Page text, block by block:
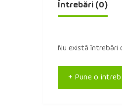
Întrebări (0)
Nu există întrebări
+ Pune o